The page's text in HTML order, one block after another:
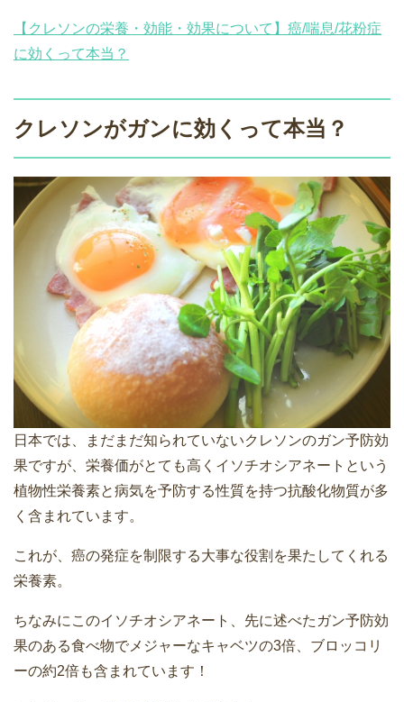
【クレソンの栄養・効能・効果について】癌/喘息/花粉症
に効くって本当？
クレソンがガンに効くって本当？
日本では、まだまだ知られていないクレソンのガン予防効
果ですが、栄養価がとても高くイソチオシアネートという
植物性栄養素と病気を予防する性質を持つ抗酸化物質が多
く含まれています。
これが、癌の発症を制限する大事な役割を果たしてくれる
栄養素。
ちなみにこのイソチオシアネート、先に述べたガン予防効
果のある食べ物でメジャーなキャベツの3倍、ブロッコリ
ーの約2倍も含まれています！